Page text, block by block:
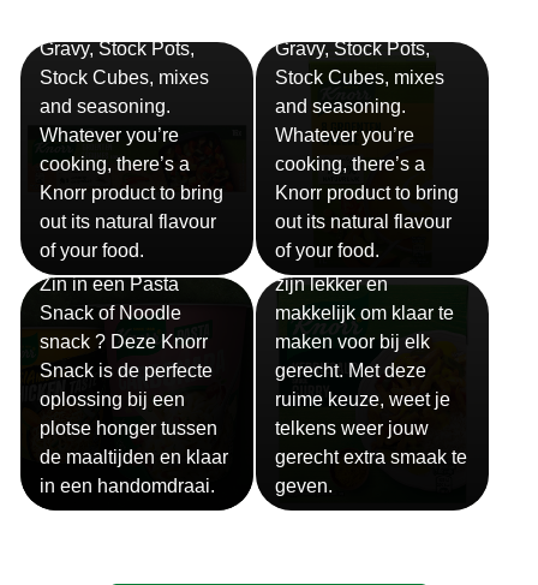
Gravy, Stock Pots,
Stock Cubes, mixes
and seasoning.
Whatever you’re
cooking, there’s a
Knorr product to bring
out its natural flavour
of your food.
Gravy, Stock Pots,
Stock Cubes, mixes
and seasoning.
Whatever you’re
cooking, there’s a
Knorr product to bring
out its natural flavour
of your food.
Snackpots
Zin in een Pasta
Snack of Noodle
snack ? Deze Knorr
Snack is de perfecte
oplossing bij een
plotse honger tussen
de maaltijden en klaar
in een handomdraai.
Sauzen
Onze Knorr sauzen
zijn lekker en
makkelijk om klaar te
maken voor bij elk
gerecht. Met deze
ruime keuze, weet je
telkens weer jouw
gerecht extra smaak te
geven.